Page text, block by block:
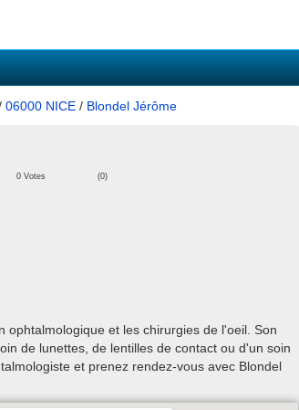
06000 NICE / Blondel Jérôme
0 Votes (0)
ophtalmologique et les chirurgies de l'oeil. Son
de lunettes, de lentilles de contact ou d'un soin
et prenez rendez-vous avec Blondel